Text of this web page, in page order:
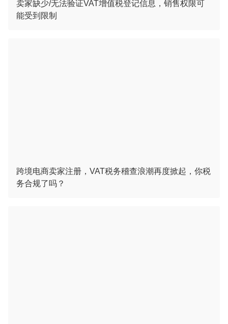
卖家缺少/无法验证VAT增值税登记信息，销售权限可
能受到限制
跨境电商卖家注册，VAT税务稽查浪潮再度掀起，你税
务合规了吗？